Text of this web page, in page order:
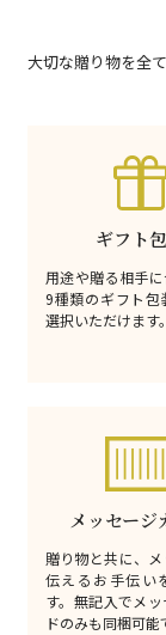
大切な贈り物を全
ギフト
用途や贈る相手に
9種類のギフト包
選択いただけます。
メッセージ
贈り物と共に、
伝えるお手伝い
す。無記入でメ
ドのみも同梱可能